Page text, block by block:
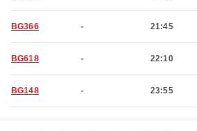
BG366 - 21:45
BG618 - 22:10
BG148 - 23:55